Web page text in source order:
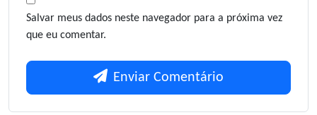
Salvar meus dados neste navegador para a próxima vez
que eu comentar.
Enviar Comentário